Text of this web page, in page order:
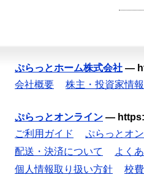
ぷらっとホーム株式会社 —
会社概要
株主・投資家情報
ぷらっとオンライン —
ご利用ガイド
ぷらっとオ
配送・決済について
よく
個人情報取り扱い方針
校